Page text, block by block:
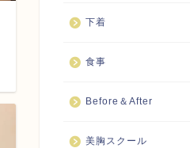
下着
食事
Before＆After
美胸スクール